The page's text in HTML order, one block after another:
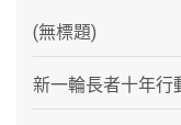
(無標題)
新一輪長者十年行